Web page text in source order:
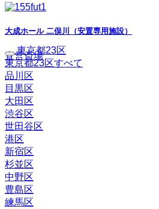
大成ホール 二俣川（安置専用施設）
直営斎場
東京都23区
東京都23区すべて
品川区
目黒区
大田区
渋谷区
世田谷区
港区
新宿区
杉並区
中野区
豊島区
練馬区